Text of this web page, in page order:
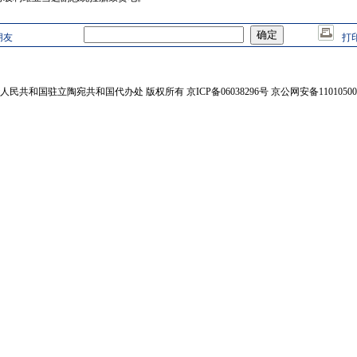
友 打
民共和国驻立陶宛共和国代办处 版权所有 京ICP备06038296号 京公网安备